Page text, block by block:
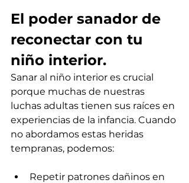
El poder sanador de
reconectar con tu
niño interior.
Sanar al niño interior es crucial
porque muchas de nuestras
luchas adultas tienen sus raíces en
experiencias de la infancia. Cuando
no abordamos estas heridas
tempranas, podemos:
Repetir patrones dañinos en